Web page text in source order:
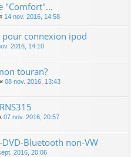
"Comfort"...
14 nov. 2016, 14:58
pour connexion ipod
2016, 14:10
touran?
« 08 nov. 2016, 13:43
07 nov. 2016, 20:57
Bluetooth non-VW
2016, 20:06